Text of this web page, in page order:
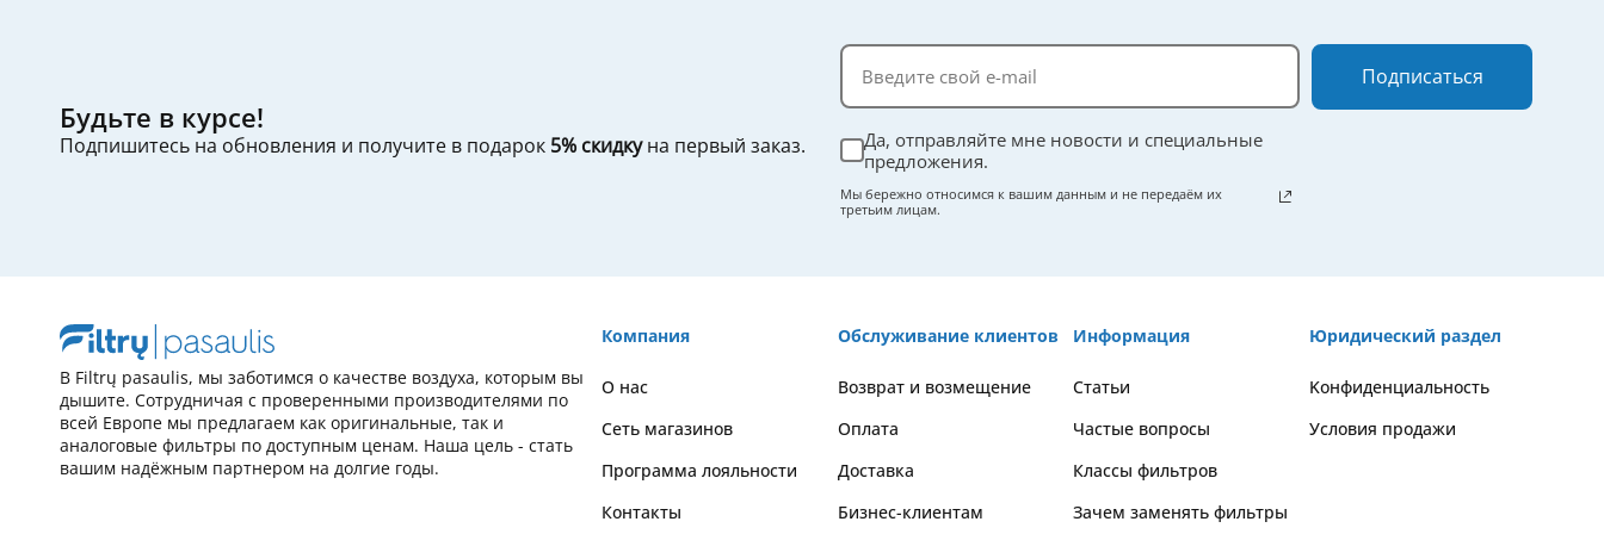
Будьте в курсе!
Подпишитесь на обновления и получите в подарок 5% скидкуна первый заказ.
Да, отправляйте мне новости и специальные
предложения.
Мы бережно относимся к вашим данным и не передаём их
третьим лицам.
Подписаться
В Filtrų pasaulis, мы заботимся о качестве воздуха, которым вы
дышите. Сотрудничая с проверенными производителями по
всей Европе мы предлагаем как оригинальные, так и
аналоговые фильтры по доступным ценам. Наша цель - стать
вашим надёжным партнером на долгие годы.
Компания
О нас
Сеть магазинов
Программа лояльности
Контакты
Обслуживание клиентов
Возврат и возмещение
Оплата
Доставка
Бизнес-клиентам
Информация
Статьи
Частые вопросы
Классы фильтров
Зачем заменять фильтры
Юридический раздел
Kонфиденциальность
Условия продажи